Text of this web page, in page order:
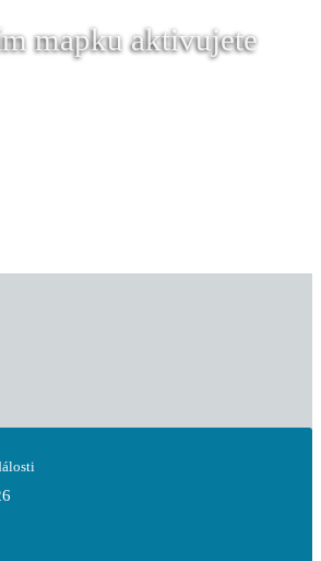
mapku aktivujete